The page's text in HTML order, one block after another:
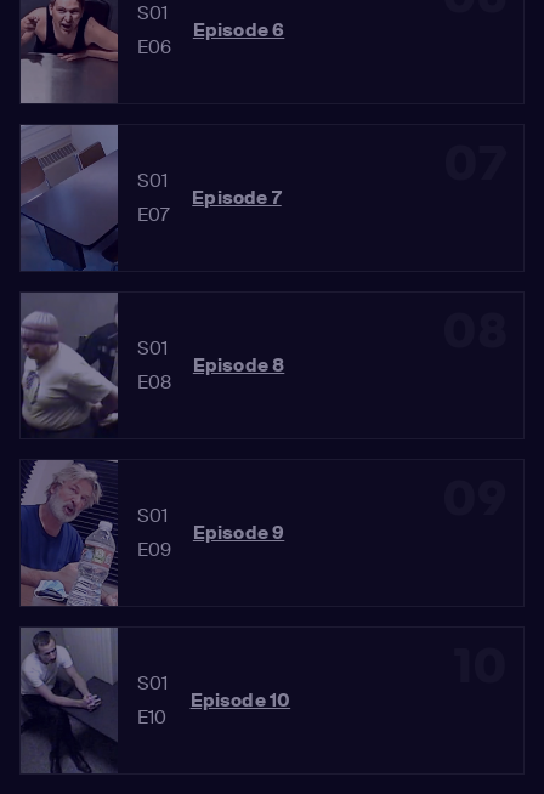
S01
E06
Episode 6
S01
E07
Episode 7
S01
E08
Episode 8
S01
E09
Episode 9
S01
E10
Episode 10